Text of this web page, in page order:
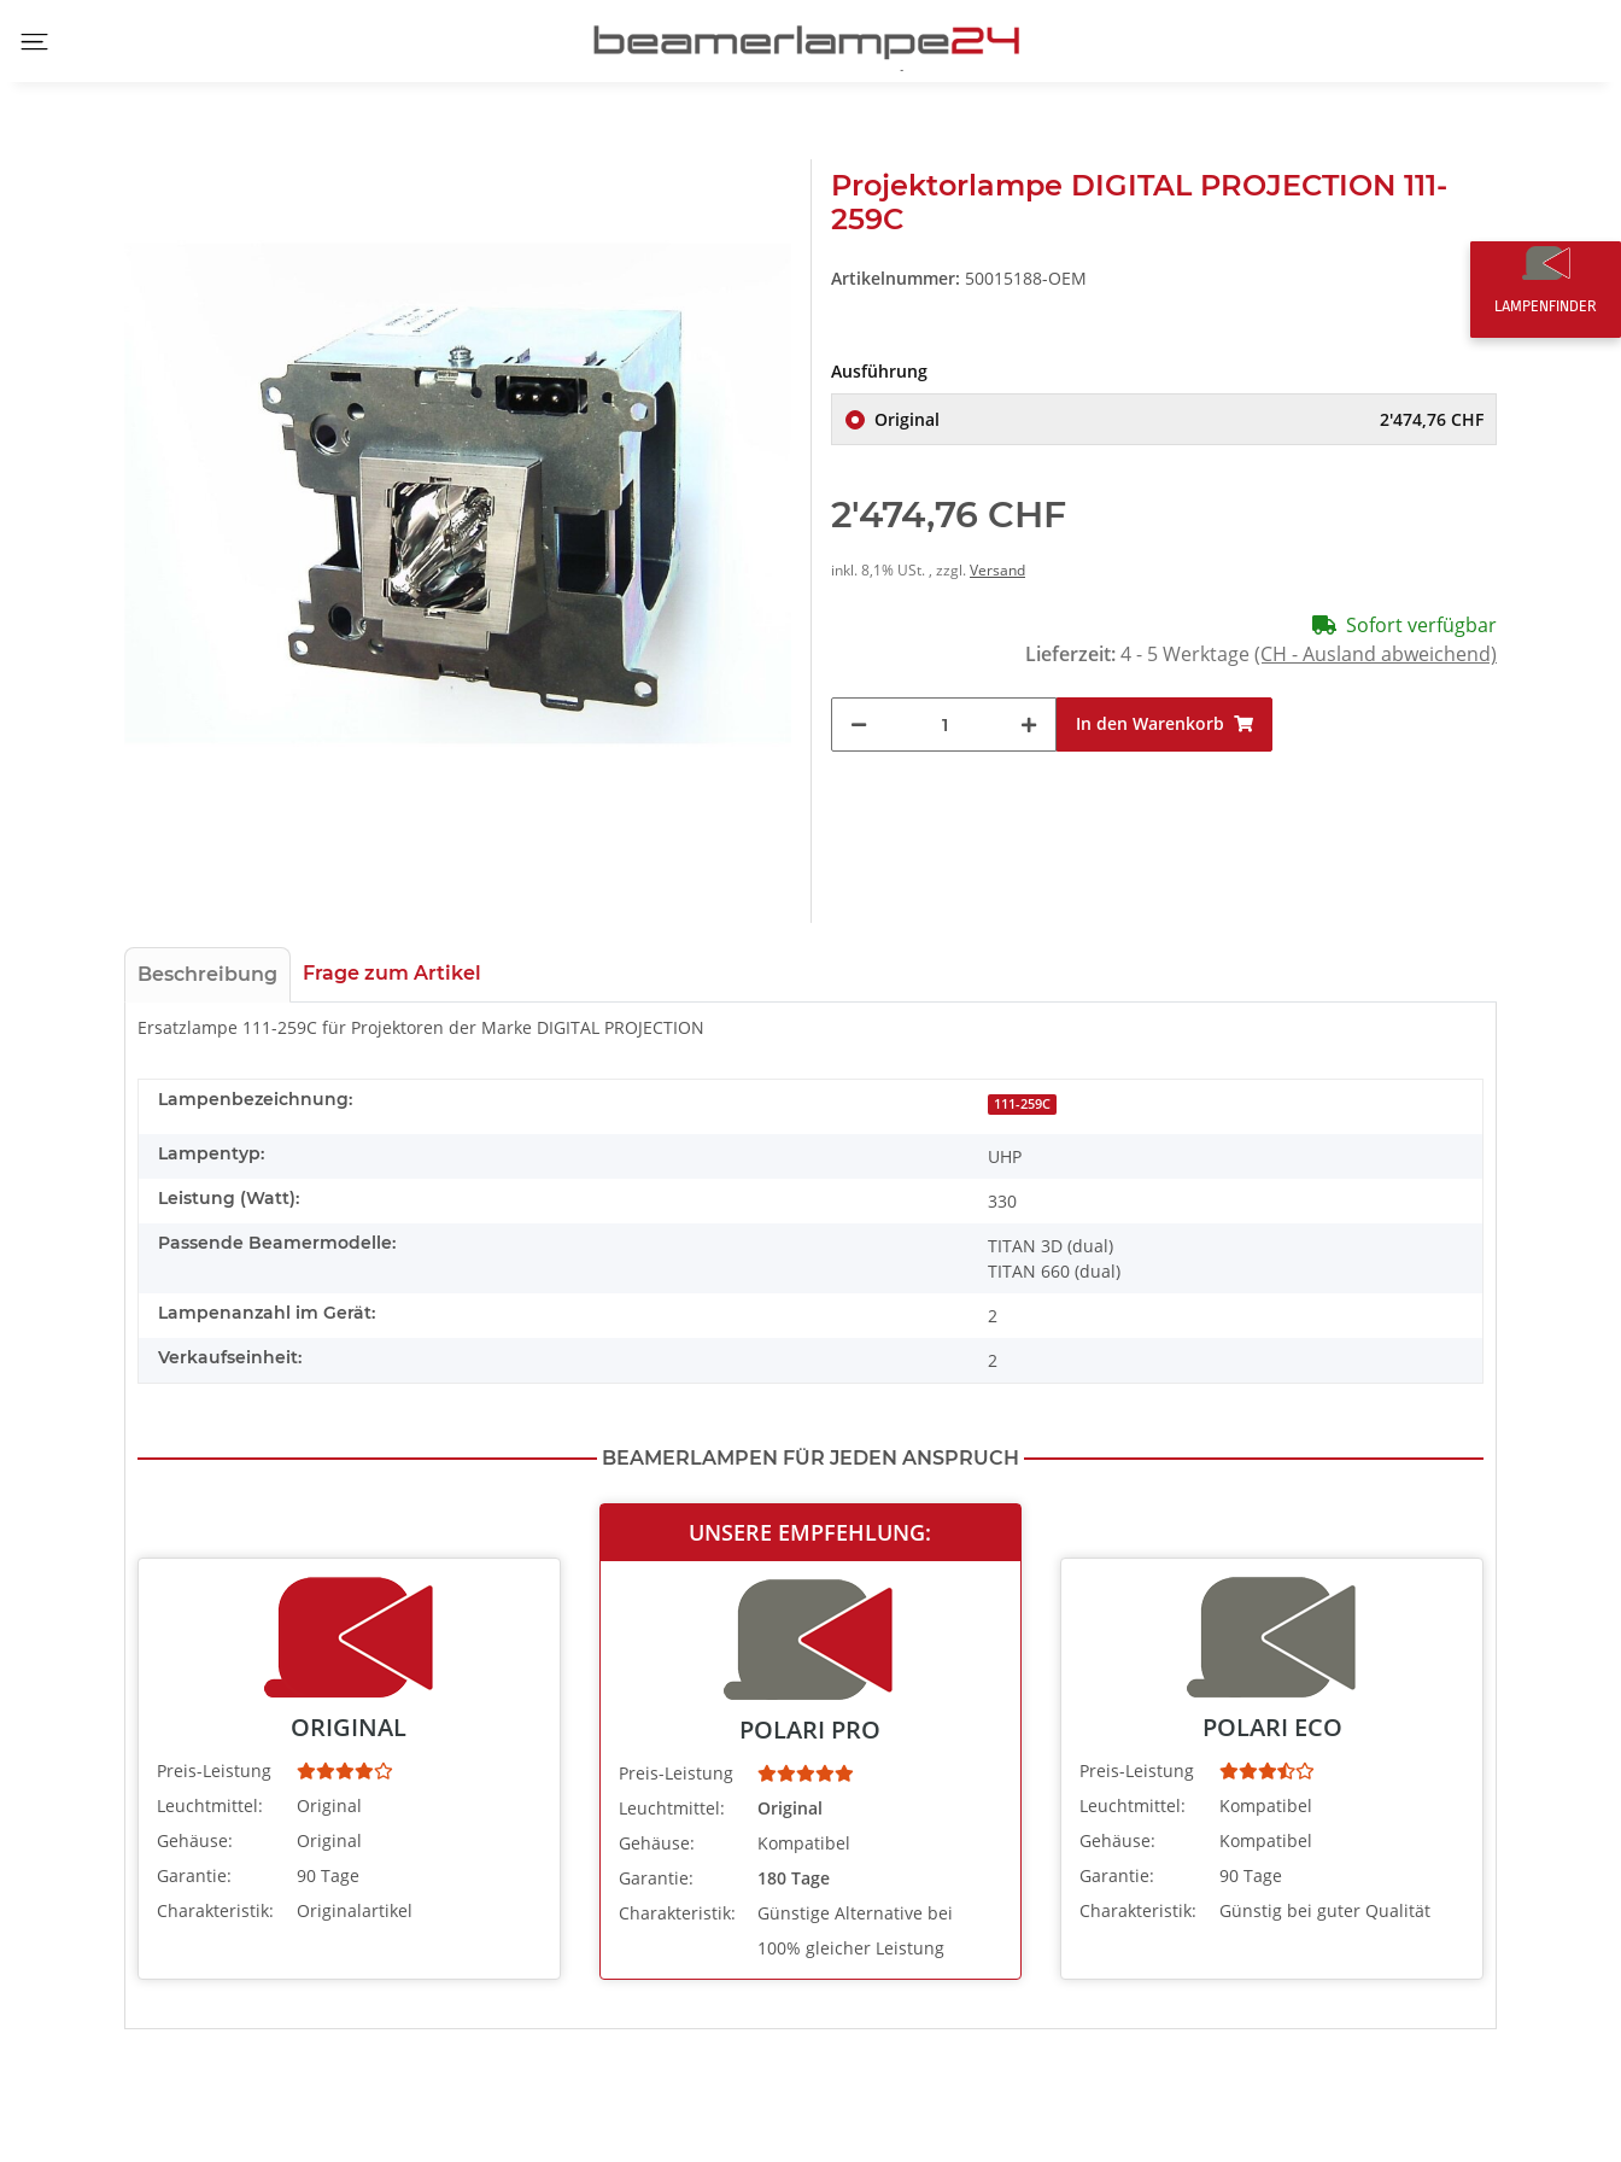
Projektorlampe DIGITAL PROJECTION 111-
259C
Artikelnummer: 50015188-OEM
Ausführung
Original 2'474,76 CHF
2'474,76 CHF
inkl. 8,1% USt. , zzgl.Versand
Sofort verfügbar
Lieferzeit:4 - 5 Werktage (CH - Ausland abweichend)
In den Warenkorb
Beschreibung Frage zum Artikel
Ersatzlampe 111-259C für Projektoren der Marke DIGITAL PROJECTION
Lampenbezeichnung: 111-259C
Lampentyp: UHP
Leistung (Watt): 330
Passende Beamermodelle:
TITAN 3D (dual)
TITAN 660 (dual)
Lampenanzahl im Gerät: 2
Verkaufseinheit: 2
BEAMERLAMPEN FÜR JEDEN ANSPRUCH
ORIGINAL
Preis-Leistung
Leuchtmittel:
Original
Gehäuse:
Original
Garantie:
90 Tage
Charakteristik:
Originalartikel
UNSERE EMPFEHLUNG:
POLARI PRO
Preis-Leistung
Leuchtmittel:
Original
Gehäuse:
Kompatibel
Garantie:
180 Tage
Charakteristik:
Günstige Alternative bei
100% gleicher Leistung
POLARI ECO
Preis-Leistung
Leuchtmittel:
Kompatibel
Gehäuse:
Kompatibel
Garantie:
90 Tage
Charakteristik:
Günstig bei guter Qualität
LAMPENFINDER